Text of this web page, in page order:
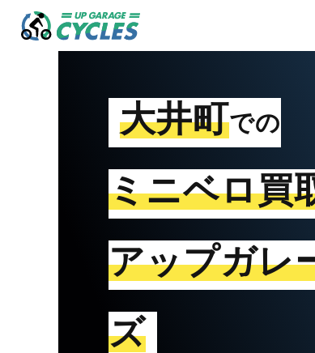
大井町での
ミニベロ買
アップガレ
ズ